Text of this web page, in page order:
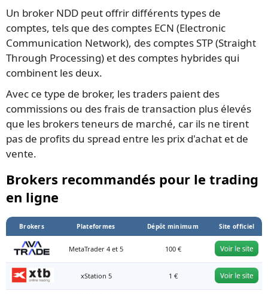
Un broker NDD peut offrir différents types de
comptes, tels que des comptes ECN (Electronic
Communication Network), des comptes STP (Straight
Through Processing) et des comptes hybrides qui
combinent les deux.
Avec ce type de broker, les traders paient des
commissions ou des frais de transaction plus élevés
que les brokers teneurs de marché, car ils ne tirent
pas de profits du spread entre les prix d'achat et de
vente.
Brokers recommandés pour le trading
en ligne
Brokers Plateformes Dépôt minimum Site officiel
MetaTrader 4 et 5 100 €
xStation 5 1 €